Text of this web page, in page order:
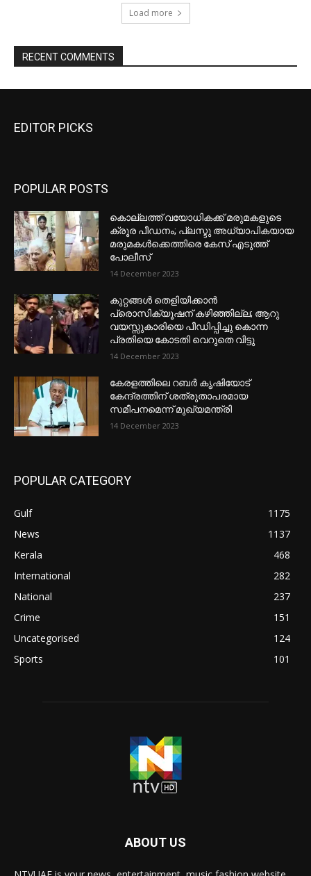
EDITOR PICKS
POPULAR POSTS
കൊല്ലത്ത് വയോധികക്ക് മരുമകളുടെ
ക്രൂര പീഡനം; പ്ലസ്ടു അധ്യാപികയായ
മരുമകൾക്കെത്തിരെ കേസ് എടുത്ത്
പോലീസ്
14 December 2023
കുറ്റങ്ങൾ തെളിയിക്കാൻ
പ്രൊസിക്യൂഷന് കഴിഞ്ഞില്ല; ആറു
വയസ്സുകാരിയെ പീഡിപ്പിച്ചു കൊന്ന
പ്രതിയെ കോടതി വെറുതെ വിട്ടു
14 December 2023
കേരളത്തിലെ റബർ കൃഷിയോട്
കേന്ദ്രത്തിന് ശത്രുതാപരമായ
സമീപനമെന്ന് മുഖ്യമന്ത്രി
14 December 2023
POPULAR CATEGORY
Gulf
1175
News
1137
Kerala
468
International
282
National
237
Crime
151
Uncategorised
124
Sports
101
ABOUT US